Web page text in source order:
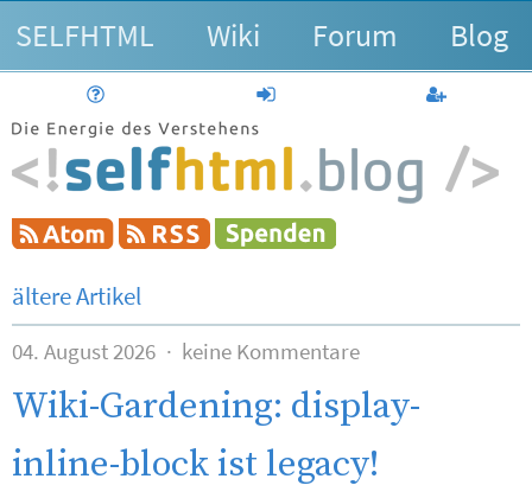
SELFHTML Wiki Forum Blog
anmelden
ältere Artikel
04. August 2026 keine Kommentare
Wiki-Gardening: display-
inline-block ist legacy!